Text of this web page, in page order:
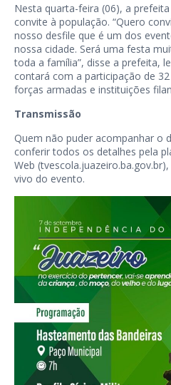
Nesta quarta-feira (06), a
convite à população. “Quero
nosso desfile que é um dos
nossa cidade. Será uma festa
toda a família”, disse a prefeita,
contará com a participação de
forças armadas e instituições
Transmissão
Quem não puder acompanhar o
conferir todos os detalhes pela
Web
vivo do evento.